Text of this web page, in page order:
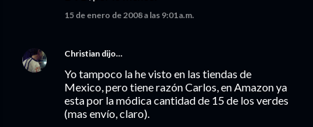
15 de enero de 2008 a las 9:01 a.m.
Christian dijo…
Yo tampoco la he visto en las tiendas de
Mexico, pero tiene razón Carlos, en Amazon ya
esta por la módica cantidad de 15 de los verdes
(mas envío, claro).